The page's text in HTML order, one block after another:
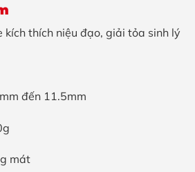
kích thích niệu đạo, giải tỏa sinh lý
đến 11.5mm
mát